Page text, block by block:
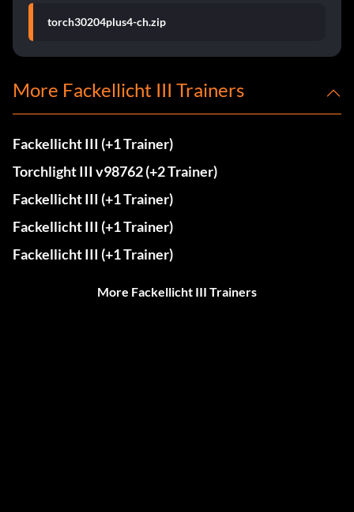
torch30204plus4-ch.zip
More Fackellicht III Trainers
Fackellicht III (+1 Trainer)
Torchlight III v98762 (+2 Trainer)
Fackellicht III (+1 Trainer)
Fackellicht III (+1 Trainer)
Fackellicht III (+1 Trainer)
More Fackellicht III Trainers